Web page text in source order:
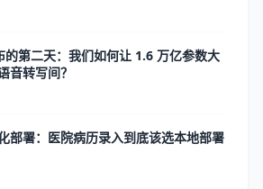
第二天：我们如何让 1.6 万亿参数大
音转写间？
部署：医院病历录入到底该选本地部署